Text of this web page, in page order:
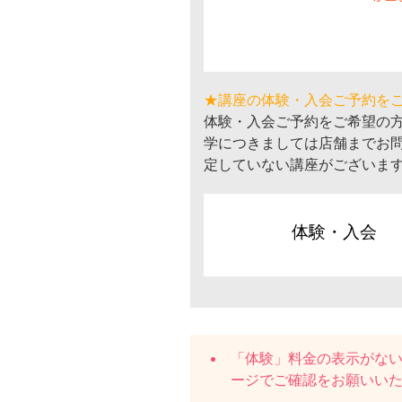
★講座の体験・入会ご予約を
体験・入会ご予約をご希望の
学につきましては店舗までお
定していない講座がございま
体験・入会
「体験」料金の表示がな
ージでご確認をお願いい